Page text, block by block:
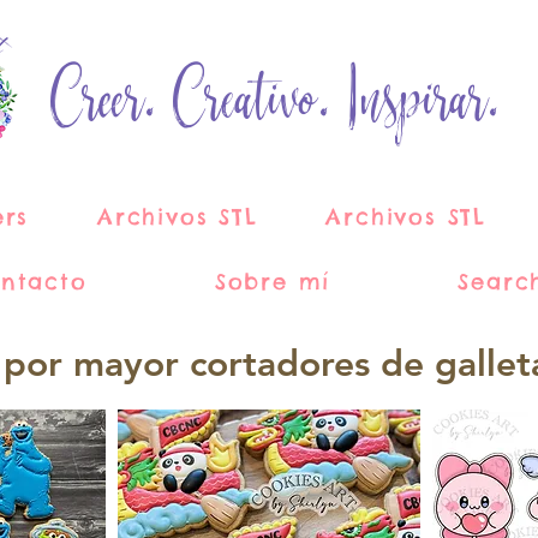
Creer. Creativo. Inspirar.
Archivos STL Archivos STL
Sobre mí
mayor cortadores de